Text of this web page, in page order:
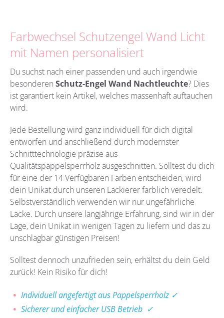
Farbwechsel Schutzengel Wand Licht
mit Namen personalisiert
Du suchst nach einer passenden und auch irgendwie
besonderen Schutz-Engel Wand Nachtleuchte? Dies
ist garantiert kein Artikel, welches massenhaft auftauchen
wird.
Jede Bestellung wird ganz individuell für dich digital
entworfen und anschließend durch modernster
Schnitttechnologie präzise aus
Qualitätspappelsperrholzausgeschnitten. Solltest du dich
für eine der 14 Verfügbaren Farben entscheiden, wird
dein Unikat durch unseren Lackierer farblich veredelt.
Selbstverständlich verwenden wir nur ungefährliche
Lacke. Durch unsere langjährige Erfahrung, sind wir in der
Lage, dein Unikat in wenigen Tagen zu liefern und das zu
unschlagbar günstigen Preisen!
Solltest dennoch unzufrieden sein, erhältst du dein Geld
zurück! Kein Risiko für dich!
Individuell angefertigt aus Pappelsperrholz ✓
Sicherer und einfacher USB Betrieb ✓